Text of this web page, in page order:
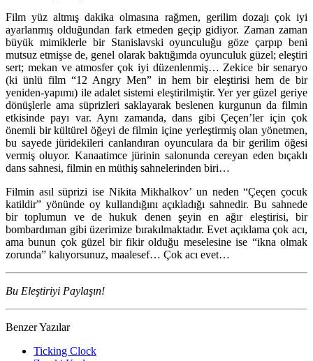
Film yüz altmış dakika olmasına rağmen, gerilim dozajı çok iyi
ayarlanmış olduğundan fark etmeden geçip gidiyor. Zaman zaman
büyük mimiklerle bir Stanislavski oyunculuğu göze çarpıp beni
mutsuz etmişse de, genel olarak baktığımda oyunculuk güzel; eleştiri
sert; mekan ve atmosfer çok iyi düzenlenmiş… Zekice bir senaryo
(ki ünlü film “12 Angry Men” in hem bir eleştirisi hem de bir
yeniden-yapımı) ile adalet sistemi eleştirilmiştir. Yer yer güzel geriye
dönüşlerle ama süprizleri saklayarak beslenen kurgunun da filmin
etkisinde payı var. Aynı zamanda, dans gibi Çeçen’ler için çok
önemli bir kültürel öğeyi de filmin içine yerleştirmiş olan yönetmen,
bu sayede jüridekileri canlandıran oyunculara da bir gerilim öğesi
vermiş oluyor. Kanaatimce jürinin salonunda cereyan eden bıçaklı
dans sahnesi, filmin en müthiş sahnelerinden biri…
Filmin asıl süprizi ise Nikita Mikhalkov’ un neden “Çeçen çocuk
katildir” yönünde oy kullandığını açıkladığı sahnedir. Bu sahnede
bir toplumun ve de hukuk denen şeyin en ağır eleştirisi, bir
bombardıman gibi üzerimize bırakılmaktadır. Evet açıklama çok acı,
ama bunun çok güzel bir fikir olduğu meselesine ise “ikna olmak
zorunda” kalıyorsunuz, maalesef… Çok acı evet…
Bu Eleştiriyi Paylaşın!
Benzer Yazılar
Ticking Clock